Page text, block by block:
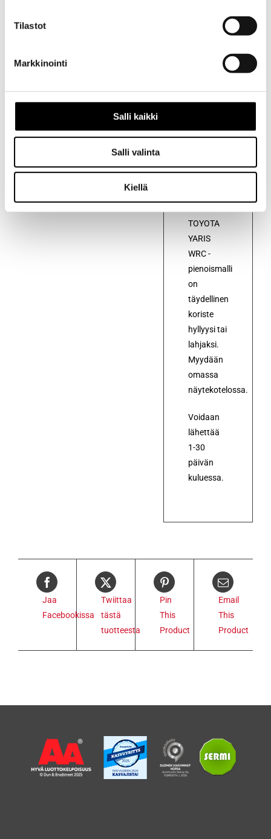
Tilastot
Markkinointi
Salli kaikki
Salli valinta
Kiellä
Kuvaus
GAZOO
TOYOTA
YARIS
WRC -
pienoismalli
on
täydellinen
koriste
hyllyysi tai
lahjaksi.
Myydään
omassa
näytekotelossa.
Voidaan
lähettää
1-30
päivän
kuluessa.
Jaa
Facebookissa
Twiittaa
tästä
tuotteesta
Pin
This
Product
Email
This
Product